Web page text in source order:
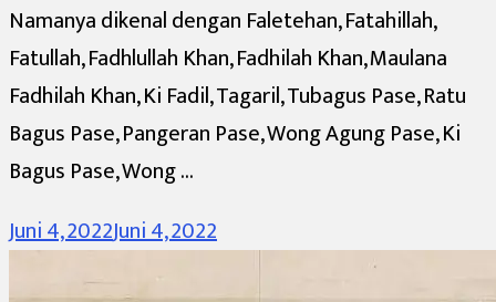
Namanya dikenal dengan Faletehan, Fatahillah,
Fatullah, Fadhlullah Khan, Fadhilah Khan, Maulana
Fadhilah Khan, Ki Fadil, Tagaril, Tubagus Pase, Ratu
Bagus Pase, Pangeran Pase, Wong Agung Pase, Ki
Bagus Pase, Wong …
Juni 4, 2022Juni 4, 2022